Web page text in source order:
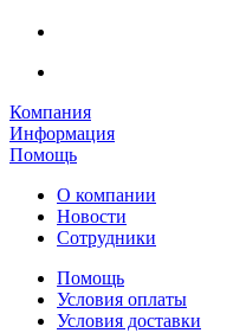
Компания
Информация
Помощь
О компании
Новости
Сотрудники
Помощь
Условия оплаты
Условия доставки